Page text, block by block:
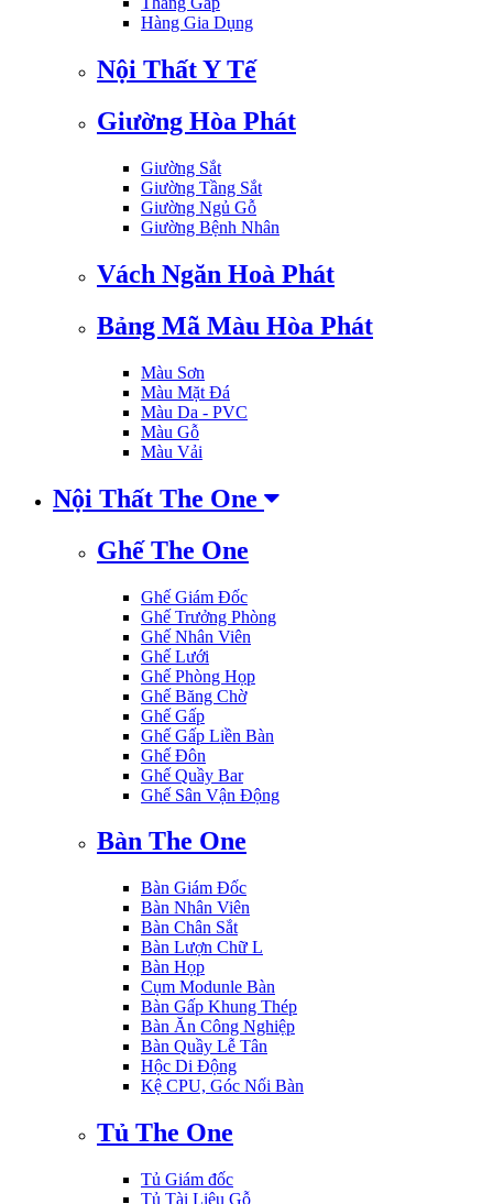
Hàng Gia Dụng
Nội Thất Y Tế
Giường Hòa Phát
Giường Sắt
Giường Tầng Sắt
Giường Ngủ Gỗ
Giường Bệnh Nhân
Vách Ngăn Hoà Phát
Bảng Mã Màu Hòa Phát
Màu Sơn
Màu Mặt Đá
Màu Da - PVC
Màu Gỗ
Màu Vải
Nội Thất The One
Ghế The One
Ghế Giám Đốc
Ghế Trưởng Phòng
Ghế Nhân Viên
Ghế Lưới
Ghế Phòng Họp
Ghế Băng Chờ
Ghế Gấp
Ghế Gấp Liền Bàn
Ghế Đôn
Ghế Quầy Bar
Ghế Sân Vận Động
Bàn The One
Bàn Giám Đốc
Bàn Nhân Viên
Bàn Chân Sắt
Bàn Lượn Chữ L
Bàn Họp
Cụm Modunle Bàn
Bàn Gấp Khung Thép
Bàn Ăn Công Nghiệp
Bàn Quầy Lễ Tân
Hộc Di Động
Kệ CPU, Góc Nối Bàn
Tủ The One
Tủ Giám đốc
Tủ Tài Liệu Gỗ